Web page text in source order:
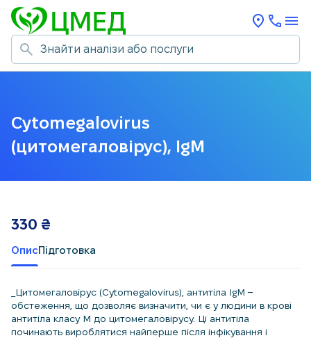
Cytomegalovirus
(цитомегаловірус), IgМ
ОписПідготовка
_Цитомегаловірус (Cytomegalovirus), антитіла IgM –
обстеження, що дозволяє визначити, чи є у людини в крові
антитіла класу М до цитомегаловірусу. Ці антитіла
починають вироблятися найперше після інфікування і
330 ₴